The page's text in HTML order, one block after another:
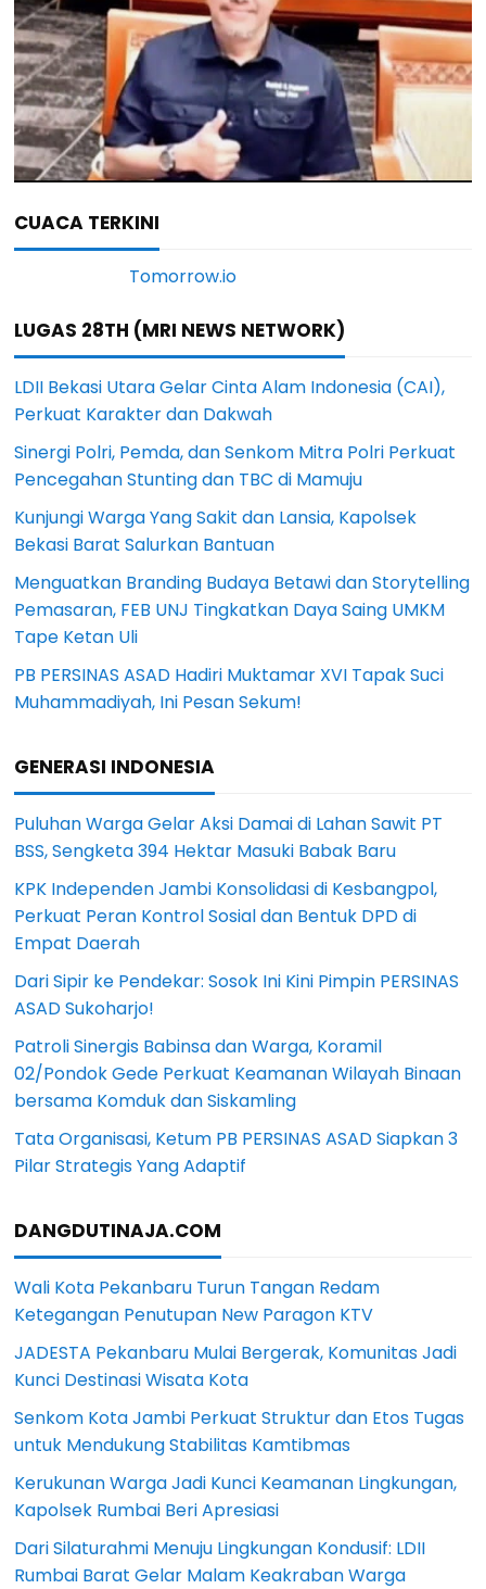
CUACA TERKINI
LUGAS 28TH (MRI NEWS NETWORK)
LDII Bekasi Utara Gelar Cinta Alam Indonesia (CAI),
Perkuat Karakter dan Dakwah
Sinergi Polri, Pemda, dan Senkom Mitra Polri Perkuat
Pencegahan Stunting dan TBC di Mamuju
Kunjungi Warga Yang Sakit dan Lansia, Kapolsek
Bekasi Barat Salurkan Bantuan
Menguatkan Branding Budaya Betawi dan Storytelling
Pemasaran, FEB UNJ Tingkatkan Daya Saing UMKM
Tape Ketan Uli
PB PERSINAS ASAD Hadiri Muktamar XVI Tapak Suci
Muhammadiyah, Ini Pesan Sekum!
GENERASI INDONESIA
Puluhan Warga Gelar Aksi Damai di Lahan Sawit PT
BSS, Sengketa 394 Hektar Masuki Babak Baru
KPK Independen Jambi Konsolidasi di Kesbangpol,
Perkuat Peran Kontrol Sosial dan Bentuk DPD di
Empat Daerah
Dari Sipir ke Pendekar: Sosok Ini Kini Pimpin PERSINAS
ASAD Sukoharjo!
Patroli Sinergis Babinsa dan Warga, Koramil
02/Pondok Gede Perkuat Keamanan Wilayah Binaan
bersama Komduk dan Siskamling
Tata Organisasi, Ketum PB PERSINAS ASAD Siapkan 3
Pilar Strategis Yang Adaptif
DANGDUTINAJA.COM
Wali Kota Pekanbaru Turun Tangan Redam
Ketegangan Penutupan New Paragon KTV
JADESTA Pekanbaru Mulai Bergerak, Komunitas Jadi
Kunci Destinasi Wisata Kota
Senkom Kota Jambi Perkuat Struktur dan Etos Tugas
untuk Mendukung Stabilitas Kamtibmas
Kerukunan Warga Jadi Kunci Keamanan Lingkungan,
Kapolsek Rumbai Beri Apresiasi
Dari Silaturahmi Menuju Lingkungan Kondusif: LDII
Rumbai Barat Gelar Malam Keakraban Warga